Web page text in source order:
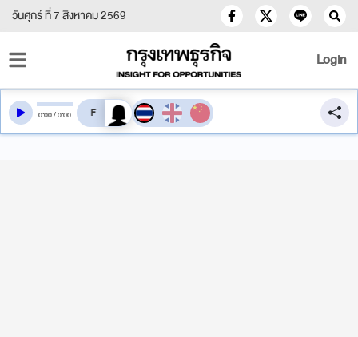
วันศุกร์ ที่ 7 สิงหาคม 2569
Login
0:00/0:00 สลับเสียงอ่าน